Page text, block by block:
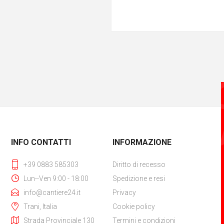
INFO CONTATTI
+39 0883 585303
Lun--Ven 9:00 - 18:00
info@cantiere24.it
Trani, Italia
Strada Provinciale 130
INFORMAZIONE
Diritto di recesso
Spedizione e resi
Privacy
Cookie policy
Termini e condizioni